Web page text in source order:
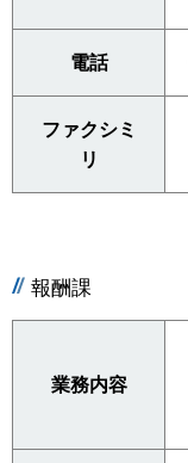
電話
ファクシミ
リ
報酬課
業務内容